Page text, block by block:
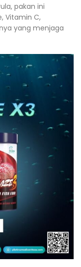
pakan ini
Vitamin C,
yang menjaga